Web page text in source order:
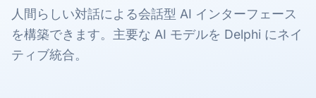
人間らしい対話による会話型 AI インターフェース
を構築できます。主要な AI モデルを Delphi にネイ
ティブ統合。